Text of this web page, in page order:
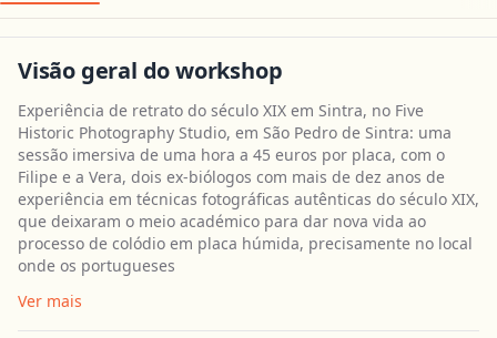
Visão geral do workshop
Experiência de retrato do século XIX em Sintra, no Five
Historic Photography Studio, em São Pedro de Sintra: uma
sessão imersiva de uma hora a 45 euros por placa, com o
Filipe e a Vera, dois ex-biólogos com mais de dez anos de
experiência em técnicas fotográficas autênticas do século XIX,
que deixaram o meio académico para dar nova vida ao
processo de colódio em placa húmida, precisamente no local
onde os portugueses
Ver mais